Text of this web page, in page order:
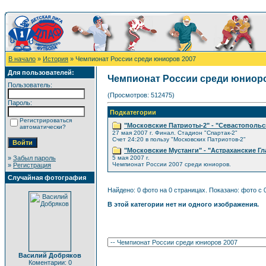
В начало » История » Чемпионат России среди юниоров 2007
Для пользователей:
Пользователь:
Пароль:
Регистрироваться
автоматически?
» Забыл пароль
» Регистрация
Случайная фотография
Василий Добряков
Коментарии: 0
Чемпионат России среди
(Просмотров: 512475)
Подкатегории
"Московские Патриоты-2" -
27 мая 2007 г. Финал. Стадион "Спартак-2"
Счет 24:20 в пользу "Московских Патриотов-2"
"Московские Мустанги" - "Астраханские
5 мая 2007 г.
Чемпионат России 2007 среди юниоров.
Найдено: 0 фото на 0 страницах. Показано: фото с
В этой категории нет ни одного изображения.